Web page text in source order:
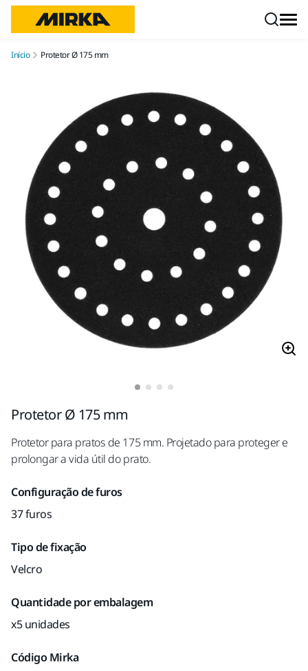
Início Protetor Ø 175 mm
Protetor Ø 175 mm
Protetor para pratos de 175 mm. Projetado para proteger e
prolongar a vida útil do prato.
Configuração de furos
37 furos
Tipo de fixação
Velcro
Quantidade por embalagem
x5 unidades
Código Mirka